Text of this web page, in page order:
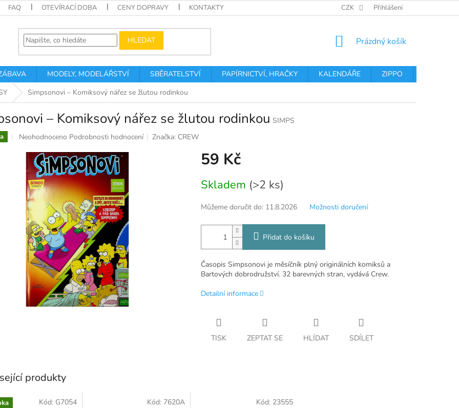
FAQ OTEVÍRACÍ DOBA CENY DOPRAVY KONTAKTY PODMÍNKY OCHRANY OSOBNÍCH
CZK Přihlášení
HLEDAT
NÁKUPNÍ
Prázdný košík
MODELY, MODELÁŘSTVÍ SBĚRATELSTVÍ PAPÍRNICTVÍ, HRAČKY KALENDÁŘE ZIPPO
Simpsonovi – Komiksový nářez se žlutou rodinkou
– Komiksový nářez se žlutou rodinkou SIMPS
Průměrné
produktu
0,0
hvězdiček.
Neohodnoceno Podrobnosti hodnocení Značka: CREW
59 Kč
cena:
Skladem (>2 ks)
Můžeme doručit do: 11.8.2026 Možnosti doručení
Přidat do košíku
Časopis Simpsonovi je měsíčník plný originálních komiksů a
Bartových dobrodružství. 32 barevných stran, vydává Crew.
Detailní informace
TISK ZEPTAT SE HLÍDAT SDÍLET
produkty
Kód: G7054 Kód: 7620A Kód: 23555